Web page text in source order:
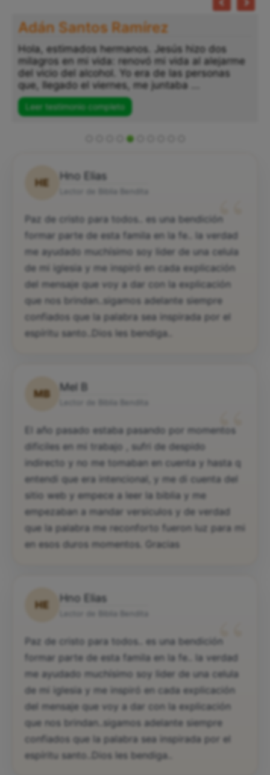
Adán Santos Ramírez
Hola, estimados hermanos. Jesús hizo dos
milagros en mi vida: renovó mi vida al alejarme
del vicio del alcohol. Yo era de las personas
que, llegado el viernes, me juntaba ...
Leer testimonio completo
HE
Hno Elias
“
Paz de cristo para todos.. es una bendición
formar parte de esta famila en la fe.. la verdad
me ayudado muchísimo soy lider de una celula
de mi iglesia y me inspiró en cada explicación
del mensaje que voy a dar con la explicación
que nos brindan..sigamos adelante siempre
confiados que la palabra sea inspirada por el
espíritu santo..Dios les bendiga..
MB
Mel B
“
El año pasado estaba pasando por momentos
dificiles en mi trabajo , sufri de despido
indirecto y no me tomaban en cuenta y hasta q
entendi que era intencional, y me di cuenta del
sitio web y empece a leer la biblia y me
empezaban a mandar versiculos y de verdad
que la palabra me reconforto fueron luz para mi
en esos duros momentos. Gracias
HE
Hno Elias
“
Paz de cristo para todos.. es una bendición
formar parte de esta famila en la fe.. la verdad
me ayudado muchísimo soy lider de una celula
de mi iglesia y me inspiró en cada explicación
del mensaje que voy a dar con la explicación
que nos brindan..sigamos adelante siempre
confiados que la palabra sea inspirada por el
espíritu santo..Dios les bendiga..